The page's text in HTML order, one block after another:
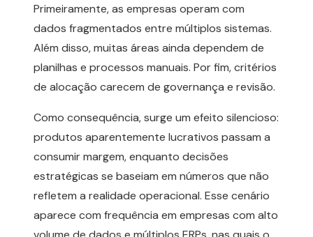
Primeiramente, as empresas operam com
dados fragmentados entre múltiplos sistemas.
Além disso, muitas áreas ainda dependem de
planilhas e processos manuais. Por fim, critérios
de alocação carecem de governança e revisão.
Como consequência, surge um efeito silencioso:
produtos aparentemente lucrativos passam a
consumir margem, enquanto decisões
estratégicas se baseiam em números que não
refletem a realidade operacional. Esse cenário
aparece com frequência em empresas com alto